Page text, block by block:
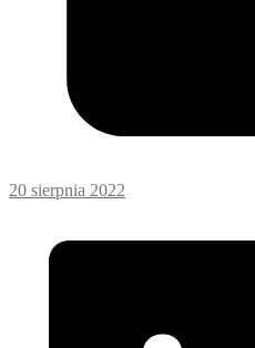
20 sierpnia 2022